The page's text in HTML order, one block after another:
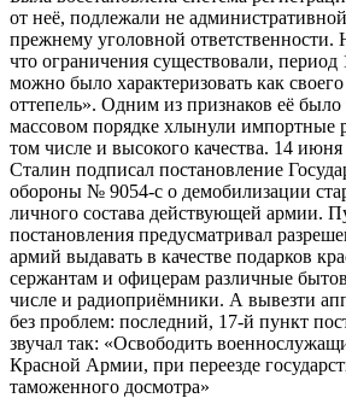
от неё, подлежали не
прежнему уголовной ответственности.
что ограничения существовали, период
можно было характеризовать как
оттепель». Одним из признаков её
массовом порядке хлынули импортные
том числе и высокого качества. 14
Сталин подписал постановление
обороны № 9054-с о демобилизации
личного состава действующей армии.
постановления предусматривал
армий выдавать в качестве подарков
сержантам и офицерам различные
числе и радиоприёмники. А вывезти
без проблем: последний, 17-й пункт
звучал так: «Освободить
Красной Армии, при переезде
таможенного досмотра»